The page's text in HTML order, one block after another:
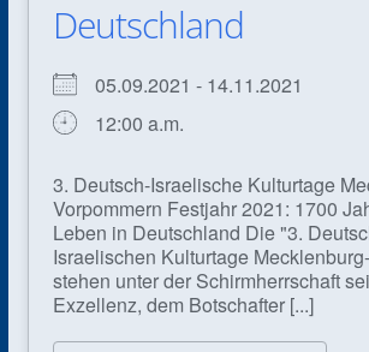
Deutschland
05.09.2021 - 14.11.2021
12:00 a.m.
3. Deutsch-Israelische Kulturtage
Vorpommern Festjahr 2021: 1700
Leben in Deutschland Die "3.
Israelischen Kulturtage
stehen unter der Schirmherrschaft
Exzellenz, dem Botschafter [...]